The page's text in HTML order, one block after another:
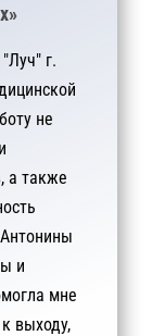
г.
не
а также
и
мне
выходу,